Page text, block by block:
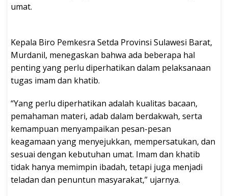
umat.
Kepala Biro Pemkesra Setda Provinsi Sulawesi Barat,
Murdanil, menegaskan bahwa ada beberapa hal
penting yang perlu diperhatikan dalam pelaksanaan
tugas imam dan khatib.
“Yang perlu diperhatikan adalah kualitas bacaan,
pemahaman materi, adab dalam berdakwah, serta
kemampuan menyampaikan pesan-pesan
keagamaan yang menyejukkan, mempersatukan, dan
sesuai dengan kebutuhan umat. Imam dan khatib
tidak hanya memimpin ibadah, tetapi juga menjadi
teladan dan penuntun masyarakat,” ujarnya.